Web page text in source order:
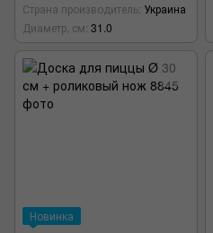
Страна производитель Украина
Диаметр, см 31.0
Новинка